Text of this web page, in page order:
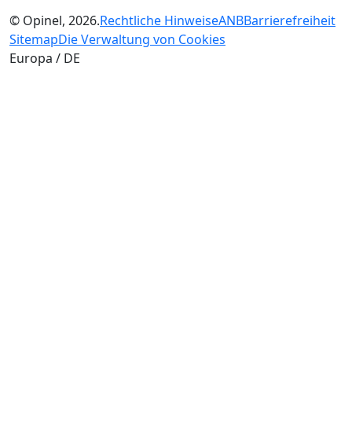
© Opinel, 2026.Rechtliche HinweiseANBBarrierefreiheit
SitemapDie Verwaltung von Cookies
Europa / DE